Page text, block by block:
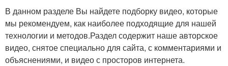
В данном разделе Вы найдете подборку видео, которые
мы рекомендуем, как наиболее подходящие для нашей
технологии и методов.Раздел содержит наше авторское
видео, снятое специально для сайта, с комментариями и
объяснениями, и видео с просторов интернета.